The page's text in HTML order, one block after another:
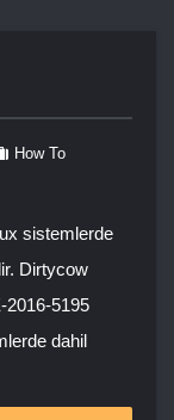
How To
sistemlerde
Dirtycow
2016-5195
dahil